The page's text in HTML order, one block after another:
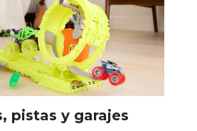
pistas y garajes